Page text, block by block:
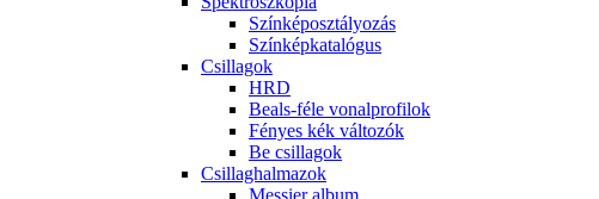
Szín­kép­osz­tá­lyo­zás
Szín­kép­ka­ta­ló­gus
Csil­la­gok
HRD
Be­als-fé­le vo­nal­pro­fi­lok
Fé­nyes kék vál­to­zók
Be csil­la­gok
Csil­lag­hal­ma­zok
Mes­si­er al­bum